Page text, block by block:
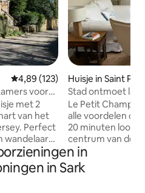
Gemiddelde beoordeling van
4,89 (123)
voor
met 2
van het
wandelaars.
allemaal
is
-
Huisje in Saint
Stad ontmoet
werelden!
Le Petit Champ
alle voordelen
20 minuten
centrum van de
prachtig uitzicht
gevestigd bos. De accommodatie
bevindt zich op
in
in Sark